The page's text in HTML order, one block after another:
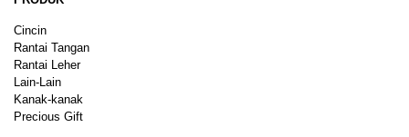
Cincin
Rantai Tangan
Rantai Leher
Lain-Lain
Kanak-kanak
Precious Gift